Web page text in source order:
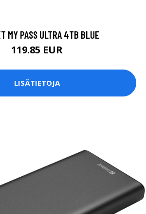
MY PASS ULTRA 4TB BLUE
119.85 EUR
LISÄTIETOJA